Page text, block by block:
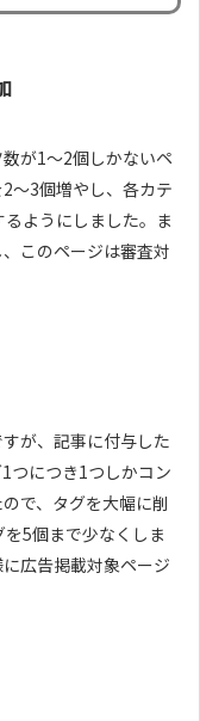
が1～2個しかないペ
～3個増やし、各カテ
ようにしました。ま
このページは審査対
が、記事に付与した
つにつき1つしかコン
で、タグを大幅に削
5個まで少なくしま
広告掲載対象ページ